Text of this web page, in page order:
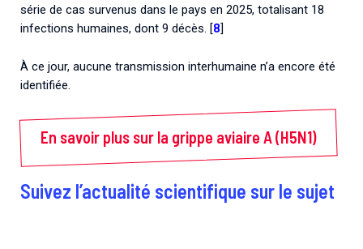
série de cas survenus dans le pays en 2025, totalisant 18
infections humaines, dont 9 décès. [8]
À ce jour, aucune transmission interhumaine n’a encore été
identifiée.
En savoir plus sur la grippe aviaire A (H5N1)
Suivez l’actualité scientifique sur le sujet